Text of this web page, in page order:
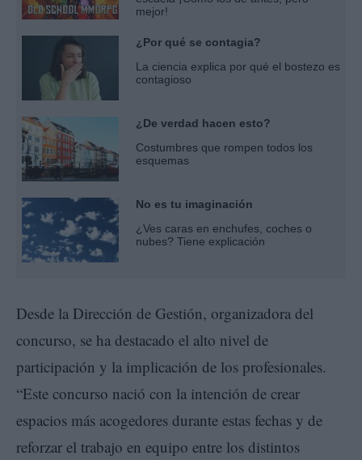
mejor!
¿Por qué se contagia?
La ciencia explica por qué el bostezo es
contagioso
¿De verdad hacen esto?
Costumbres que rompen todos los
esquemas
No es tu imaginación
¿Ves caras en enchufes, coches o
nubes? Tiene explicación
Desde la Dirección de Gestión, organizadora del
concurso, se ha destacado el alto nivel de
participación y la implicación de los profesionales.
“Este concurso nació con la intención de crear
espacios más acogedores durante estas fechas y de
reforzar el trabajo en equipo entre los distintos